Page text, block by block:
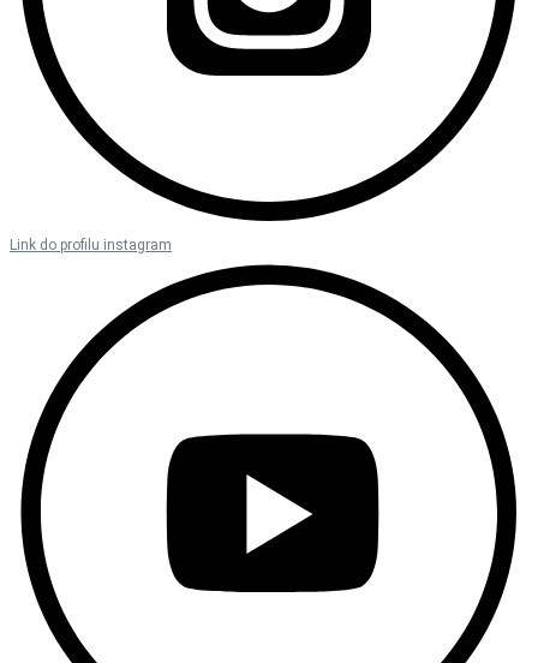
Link do profilu instagram